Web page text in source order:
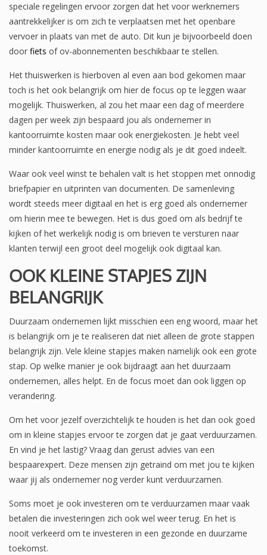
speciale regelingen ervoor zorgen dat het voor werknemers
aantrekkelijker is om zich te verplaatsen met het openbare
vervoer in plaats van met de auto. Dit kun je bijvoorbeeld doen
door fiets of ov-abonnementen beschikbaar te stellen.
Het thuiswerken is hierboven al even aan bod gekomen maar
toch is het ook belangrijk om hier de focus op te leggen waar
mogelijk. Thuiswerken, al zou het maar een dag of meerdere
dagen per week zijn bespaard jou als ondernemer in
kantoorruimte kosten maar ook energiekosten. Je hebt veel
minder kantoorruimte en energie nodig als je dit goed indeelt.
Waar ook veel winst te behalen valt is het stoppen met onnodig
briefpapier en uitprinten van documenten. De samenleving
wordt steeds meer digitaal en het is erg goed als ondernemer
om hierin mee te bewegen. Het is dus goed om als bedrijf te
kijken of het werkelijk nodig is om brieven te versturen naar
klanten terwijl een groot deel mogelijk ook digitaal kan.
OOK KLEINE STAPJES ZIJN
BELANGRIJK
Duurzaam ondernemen lijkt misschien een eng woord, maar het
is belangrijk om je te realiseren dat niet alleen de grote stappen
belangrijk zijn. Vele kleine stapjes maken namelijk ook een grote
stap. Op welke manier je ook bijdraagt aan het duurzaam
ondernemen, alles helpt. En de focus moet dan ook liggen op
verandering.
Om het voor jezelf overzichtelijk te houden is het dan ook goed
om in kleine stapjes ervoor te zorgen dat je gaat verduurzamen.
En vind je het lastig? Vraag dan gerust advies van een
bespaarexpert. Deze mensen zijn getraind om met jou te kijken
waar jij als ondernemer nog verder kunt verduurzamen.
Soms moet je ook investeren om te verduurzamen maar vaak
betalen die investeringen zich ook wel weer terug. En het is
nooit verkeerd om te investeren in een gezonde en duurzame
toekomst.